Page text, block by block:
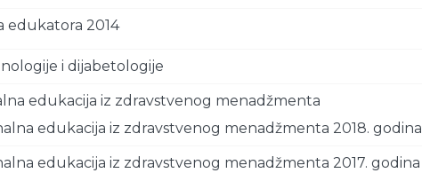
edukatora 2014
i dijabetologije
edukacija iz zdravstvenog menadžmenta
edukacija iz zdravstvenog menadžmenta 2018. godina
edukacija iz zdravstvenog menadžmenta 2017. godina